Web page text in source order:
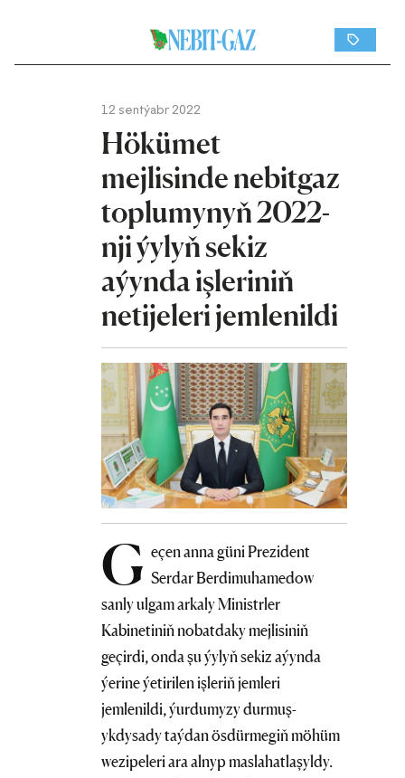
12 sentýabr 2022
Hökümet
mejlisinde nebitgaz
toplumynyň 2022-
nji ýylyň sekiz
aýynda işleriniň
netijeleri jemlenildi
G eçen anna güni Prezident
Serdar Berdimuhamedow
sanly ulgam arkaly Ministrler
Kabinetiniň nobatdaky mejlisiniň
geçirdi, onda şu ýylyň sekiz aýynda
ýerine ýetirilen işleriň jemleri
jemlenildi, ýurdumyzy durmuş-
ykdysady taýdan ösdürmegiň möhüm
wezipeleri ara alnyp maslahatlaşyldy.